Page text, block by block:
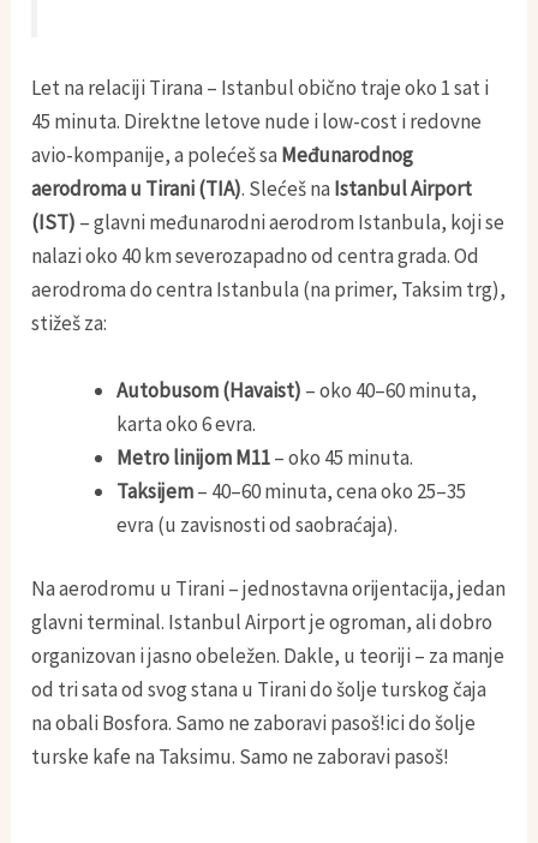
Let na relaciji Tirana – Istanbul obično traje oko 1 sat i
45 minuta. Direktne letove nude i low-cost i redovne
avio-kompanije, a polećeš sa Međunarodnog
aerodroma u Tirani (TIA). Slećeš na Istanbul Airport
(IST) – glavni međunarodni aerodrom Istanbula, koji se
nalazi oko 40 km severozapadno od centra grada. Od
aerodroma do centra Istanbula (na primer, Taksim trg),
stižeš za:
Autobusom (Havaist) – oko 40–60 minuta,
karta oko 6 evra.
Metro linijom M11– oko 45 minuta.
Taksijem– 40–60 minuta, cena oko 25–35
evra (u zavisnosti od saobraćaja).
Na aerodromu u Tirani – jednostavna orijentacija, jedan
glavni terminal. Istanbul Airport je ogroman, ali dobro
organizovan i jasno obeležen. Dakle, u teoriji – za manje
od tri sata od svog stana u Tirani do šolje turskog čaja
na obali Bosfora. Samo ne zaboravi pasoš!ici do šolje
turske kafe na Taksimu. Samo ne zaboravi pasoš!